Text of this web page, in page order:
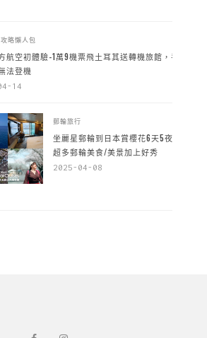
略懶人包
航空初體驗-1萬9機票飛土耳其送轉機旅館，手
法登機
14
郵輪旅行
坐麗星郵輪到日本賞櫻花6天5夜，
超多郵輪美食/美景加上好秀
2025-04-08